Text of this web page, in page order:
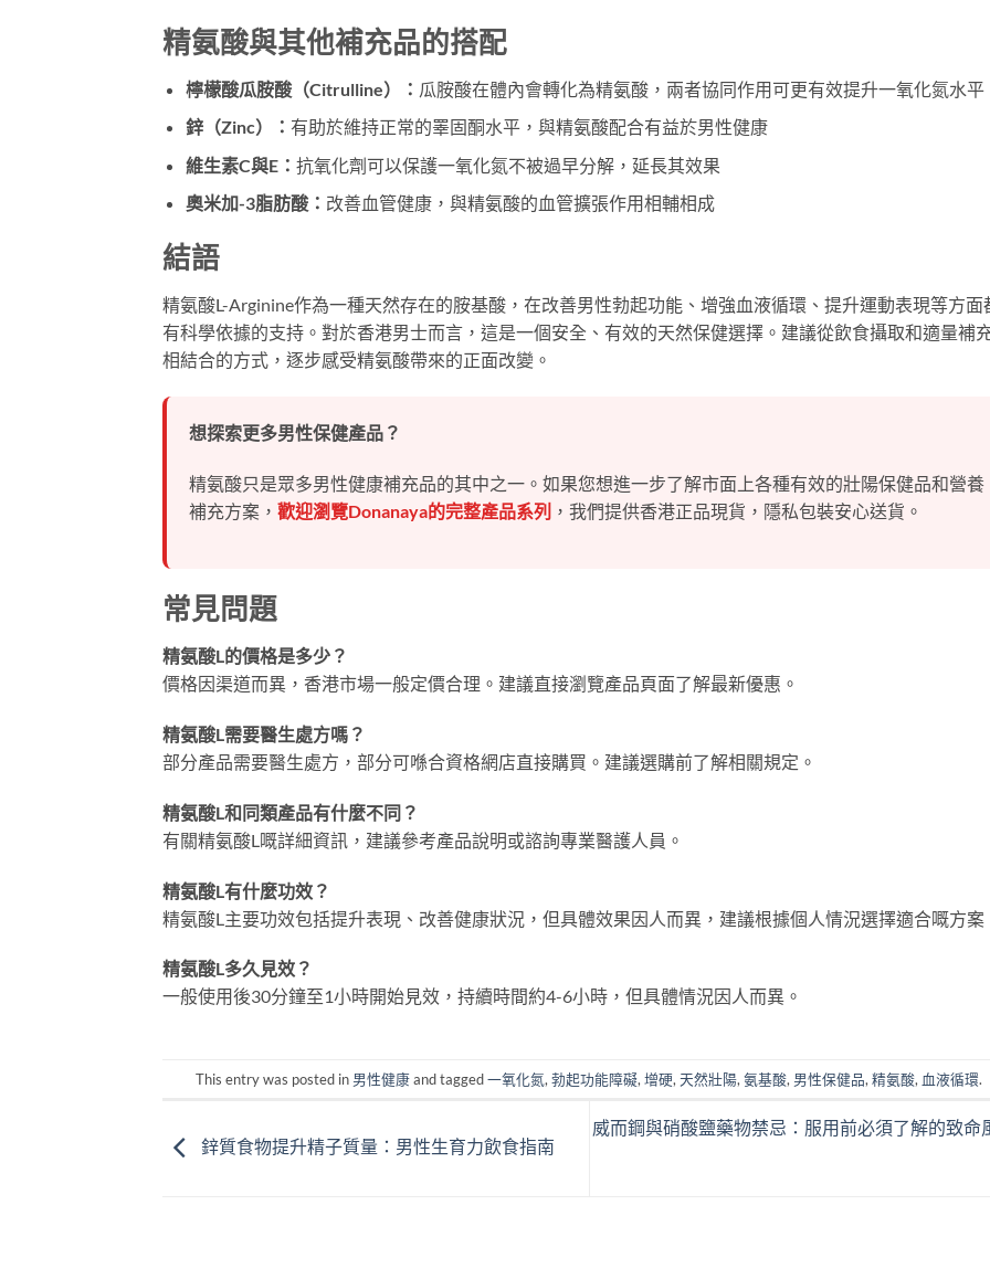
精氨酸與其他補充品的搭配
檸檬酸瓜胺酸（Citrulline）： 瓜胺酸在體內會轉化為精氨酸，兩者協同作用可更有效提升一氧化氮水平
鋅（Zinc）： 有助於維持正常的睪固酮水平，與精氨酸配合有益於男性健康
維生素C與E： 抗氧化劑可以保護一氧化氮不被過早分解，延長其效果
奧米加-3脂肪酸： 改善血管健康，與精氨酸的血管擴張作用相輔相成
結語
精氨酸L-Arginine作為一種天然存在的胺基酸，在改善男性勃起功能、增強血液循環、提升運動表現等方面
有科學依據的支持。對於香港男士而言，這是一個安全、有效的天然保健選擇。建議從飲食攝取和適量補
相結合的方式，逐步感受精氨酸帶來的正面改變。
想探索更多男性保健產品？
精氨酸只是眾多男性健康補充品的其中之一。如果您想進一步了解市面上各種有效的壯陽保健品和營養
補充方案， 歡迎瀏覽Donanaya的完整產品系列 ，我們提供香港正品現貨，隱私包裝安心送貨。
常見問題
精氨酸L的價格是多少？
價格因渠道而異，香港市場一般定價合理。建議直接瀏覽產品頁面了解最新優惠。
精氨酸L需要醫生處方嗎？
部分產品需要醫生處方，部分可喺合資格網店直接購買。建議選購前了解相關規定。
精氨酸L和同類產品有什麼不同？
有關精氨酸L嘅詳細資訊，建議參考產品說明或諮詢專業醫護人員。
精氨酸L有什麼功效？
精氨酸L主要功效包括提升表現、改善健康狀況，但具體效果因人而異，建議根據個人情況選擇適合嘅方案
精氨酸L多久見效？
一般使用後30分鐘至1小時開始見效，持續時間約4-6小時，但具體情況因人而異。
This entry was posted in 男性健康and tagged一氧化氮,勃起功能障礙,增硬,天然壯陽,氨基酸, 男性保健品,精氨酸, 血液循環.
鋅質食物提升精子質量：男性生育力飲食指南
威而鋼與硝酸鹽藥物禁忌：服用前必須了解的致命